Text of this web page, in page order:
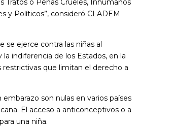
Tratos o Penas Crueles, Inhumanos
y Políticos”, consideró CLADEM
se ejerce contra las niñas al
indiferencia de los Estados, en la
restrictivas que limitan el derecho a
son nulas en varios países
El acceso a anticonceptivos o a
una niña.